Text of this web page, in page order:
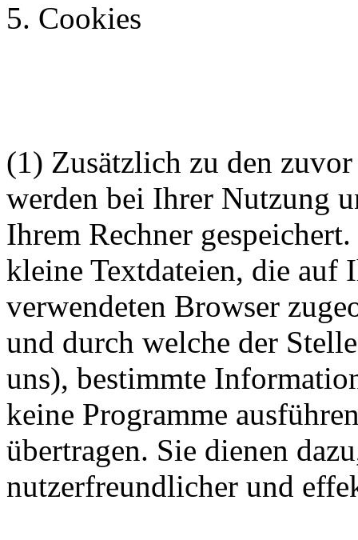
5. Cookies
(1) Zusätzlich zu den
werden bei Ihrer Nutzung
Ihrem Rechner
kleine Textdateien, die auf
verwendeten Browser
und durch welche der
uns), bestimmte
keine Programme
übertragen. Sie dienen
nutzerfreundlicher und